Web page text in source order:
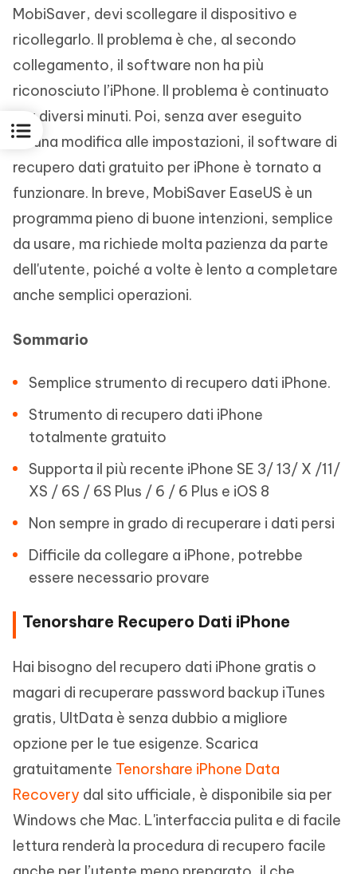
MobiSaver, devi scollegare il dispositivo e
ricollegarlo. Il problema è che, al secondo
collegamento, il software non ha più
riconosciuto l’iPhone. Il problema è continuato
per diversi minuti. Poi, senza aver eseguito
alcuna modifica alle impostazioni, il software di
recupero dati gratuito per iPhone è tornato a
funzionare. In breve, MobiSaver EaseUS è un
programma pieno di buone intenzioni, semplice
da usare, ma richiede molta pazienza da parte
dell'utente, poiché a volte è lento a completare
anche semplici operazioni.
Sommario
Semplice strumento di recupero dati iPhone.
Strumento di recupero dati iPhone
totalmente gratuito
Supporta il più recente iPhone SE 3/ 13/ X /11/
XS / 6S / 6S Plus / 6 / 6 Plus e iOS 8
Non sempre in grado di recuperare i dati persi
Difficile da collegare a iPhone, potrebbe
essere necessario provare
Tenorshare Recupero Dati iPhone
Hai bisogno del recupero dati iPhone gratis o
magari di recuperare password backup iTunes
gratis, UltData è senza dubbio a migliore
opzione per le tue esigenze. Scarica
gratuitamente Tenorshare iPhone Data
Recovery dal sito ufficiale, è disponibile sia per
Windows che Mac. L'interfaccia pulita e di facile
lettura renderà la procedura di recupero facile